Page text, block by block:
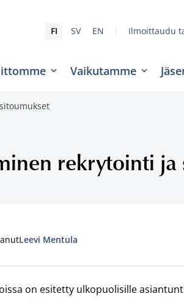
FI SV EN Ilmoittaudu
Vaikutamme
rekrytointi
Leevi Mentula
on esitetty ulkopuolisille